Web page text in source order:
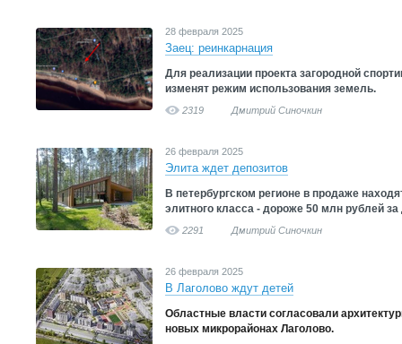
28 февраля 2025
Заец: реинкарнация
Для реализации проекта загородной
изменят режим использования земель.
2319 Дмитрий Синочкин
26 февраля 2025
Элита ждет депозитов
В петербургском регионе в продаже
элитного класса - дороже 50 млн рублей
2291 Дмитрий Синочкин
26 февраля 2025
В Лаголово ждут детей
Областные власти согласовали
новых микрорайонах Лаголово.